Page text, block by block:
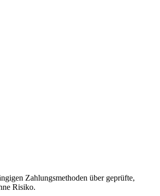
Zahlungsmethoden über geprüfte,
Risiko.